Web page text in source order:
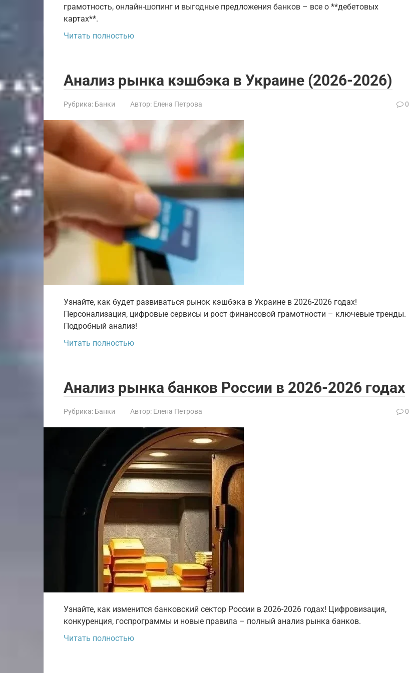
грамотность, онлайн-шопинг и выгодные предложения банков – все о **дебетовых
картах**.
Читать полностью
Анализ рынка кэшбэка в Украине (2026-2026)
Рубрика: Банки Автор: Елена Петрова 0
Узнайте, как будет развиваться рынок кэшбэка в Украине в 2026-2026 годах!
Персонализация, цифровые сервисы и рост финансовой грамотности – ключевые тренды.
Подробный анализ!
Читать полностью
Анализ рынка банков России в 2026-2026 годах
Рубрика: Банки Автор: Елена Петрова 0
Узнайте, как изменится банковский сектор России в 2026-2026 годах! Цифровизация,
конкуренция, госпрограммы и новые правила – полный анализ рынка банков.
Читать полностью